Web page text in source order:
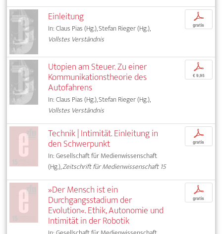
Einleitung
In: Claus Pias (Hg.), Stefan Rieger (Hg.),
Vollstes Verständnis
p
gratis
Utopien am Steuer. Zu einer
Kommunikationstheorie des
Autofahrens
In: Claus Pias (Hg.), Stefan Rieger (Hg.),
Vollstes Verständnis
p
€ 9,95
Technik | Intimität. Einleitung in
den Schwerpunkt
In: Gesellschaft für Medienwissenschaft
(Hg.),Zeitschrift für Medienwissenschaft 15
p
gratis
»Der Mensch ist ein
Durchgangsstadium der
Evolution«. Ethik, Autonomie und
Intimität in der Robotik
p
gratis